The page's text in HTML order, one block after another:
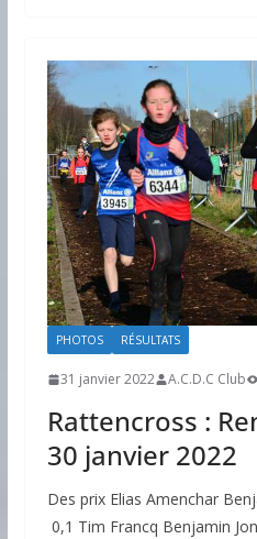
PHOTOS RÉSULTATS
31 janvier 2022 A.C.D.C Club
Rattencross :
30 janvier 2022
Des prix Elias Amenchar
0,1 Tim Francq Benjamin